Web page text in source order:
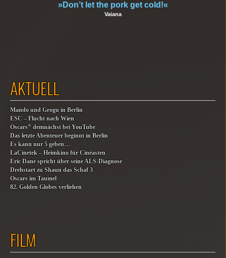
»Don’t let the pork get cold!«
Vaiana
AKTUELL
Mando und Grogu in Berlin
ESC – Flucht nach Wien
Oscars® demnächst bei YouTube
Das letzte Abenteuer beginnt in Berlin
Es kann nur 5 geben…
LaCinetek – Heimkino für Cinéasten
Eric Dane spricht über seine ALS-Diagnose
Drehstart zu Shaun das Schaf 3
Oscars im Taumel
82. Golden Globes verliehen
FILM